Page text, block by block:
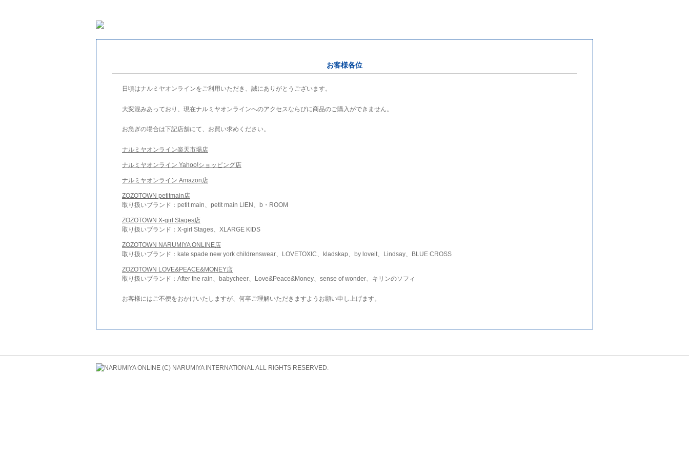
お客様各位
日頃はナルミヤオンラインをご利用いただき、誠にありがとうございます。
大変混みあっており、現在ナルミヤオンラインへのアクセスならびに商品のご購入ができません。
お急ぎの場合は下記店舗にて、お買い求めください。
ナルミヤオンライン楽天市場店
ナルミヤオンライン Yahoo!ショッピング店
ナルミヤオンライン Amazon店
ZOZOTOWN petitmain店
取り扱いブランド：petit main、petit main LIEN、b・ROOM
ZOZOTOWN X-girl Stages店
取り扱いブランド：X-girl Stages、XLARGE KIDS
ZOZOTOWN NARUMIYA ONLINE店
取り扱いブランド：kate spade new york childrenswear、LOVETOXIC、kladskap、by loveit、Lindsay、BLUE CROSS
ZOZOTOWN LOVE&PEACE&MONEY店
取り扱いブランド：After the rain、babycheer、Love&Peace&Money、sense of wonder、キリンのソフィ
お客様にはご不便をおかけいたしますが、何卒ご理解いただきますようお願い申し上げます。